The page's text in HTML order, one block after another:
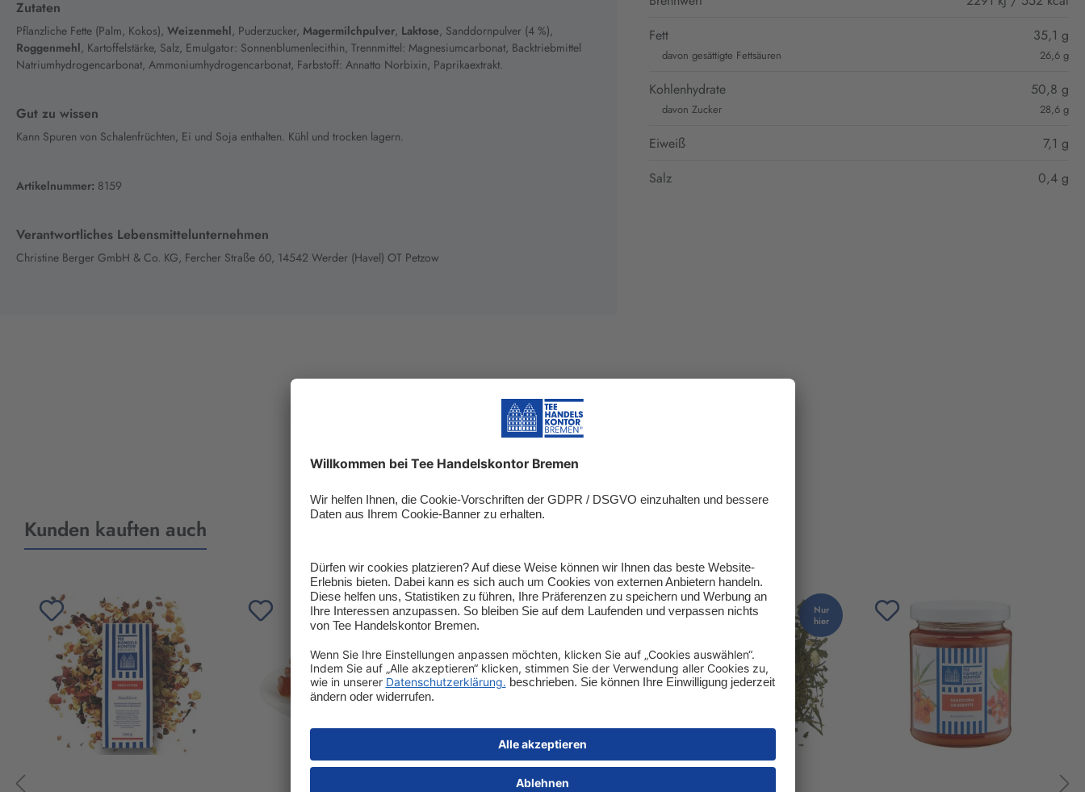
Zutaten
Pflanzliche Fette (Palm, Kokos), Weizenmehl, Puderzucker, Magermilchpulver, Laktose, Sanddornpulver (4 %),
Roggenmehl, Kartoffelstärke, Salz, Emulgator: Sonnenblumenlecithin, Trennmittel: Magnesiumcarbonat, Backtriebmittel
Natriumhydrogencarbonat, Ammoniumhydrogencarbonat, Farbstoff: Annatto Norbixin, Paprikaextrakt.
Gut zu wissen
Kann Spuren von Schalenfrüchten, Ei und Soja enthalten. Kühl und trocken lagern.
Artikelnummer: 8159
Verantwortliches Lebensmittelunternehmen
Christine Berger GmbH & Co. KG, Fercher Straße 60, 14542 Werder (Havel) OT Petzow
Fett
35,1 g
davon gesättigte Fettsäuren 26,6 g
Kohlenhydrate 50,8 g
davon Zucker 28,6 g
Eiweiß
7,1 g
Salz
0,4 g
Produktbewertungen
Kunden kauften auch
Bio
Nur
hier